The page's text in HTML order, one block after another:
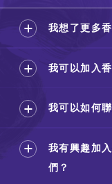
我想了更多
我可以加入
我可以如何
我有興趣加
們？